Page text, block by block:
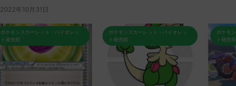
2022年10月31日
ポケモンスカーレット・バイオレッ
ト発売前
ポケモンスカーレット・バイオレッ
ト発売前
ポケモ
ト発売前